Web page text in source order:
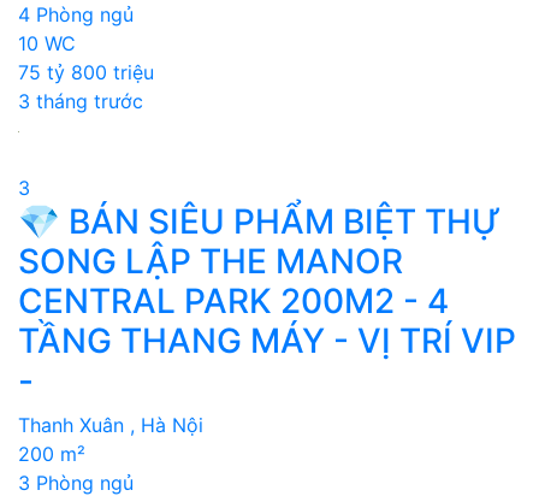
4 Phòng ngủ
10 WC
75 tỷ 800 triệu
3 tháng trước
3
💎 BÁN SIÊU PHẨM BIỆT THỰ
SONG LẬP THE MANOR
CENTRAL PARK 200M2 - 4
TẦNG THANG MÁY - VỊ TRÍ VIP
-
Thanh Xuân , Hà Nội
200 m²
3 Phòng ngủ